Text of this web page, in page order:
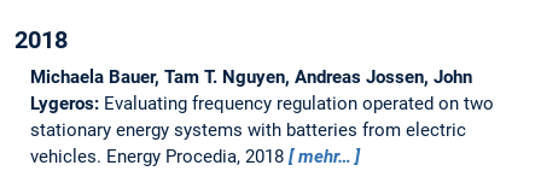
2018
Michaela Bauer, Tam T. Nguyen, Andreas Jossen, John
Lygeros: Evaluating frequency regulation operated on two
stationary energy systems with batteries from electric
vehicles. Energy Procedia, 2018 mehr…